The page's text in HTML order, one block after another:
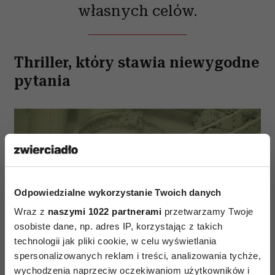
Odpowiedzialne wykorzystanie Twoich danych
Wraz z naszymi 1022 partnerami przetwarzamy Twoje
osobiste dane, np. adres IP, korzystając z takich
technologii jak pliki cookie, w celu wyświetlania
spersonalizowanych reklam i treści, analizowania tychże,
wychodzenia naprzeciw oczekiwaniom użytkowników i
własnych celów.
Thriller, który stawia niewygodne
pytania
(Fot. Materiały prasowe)